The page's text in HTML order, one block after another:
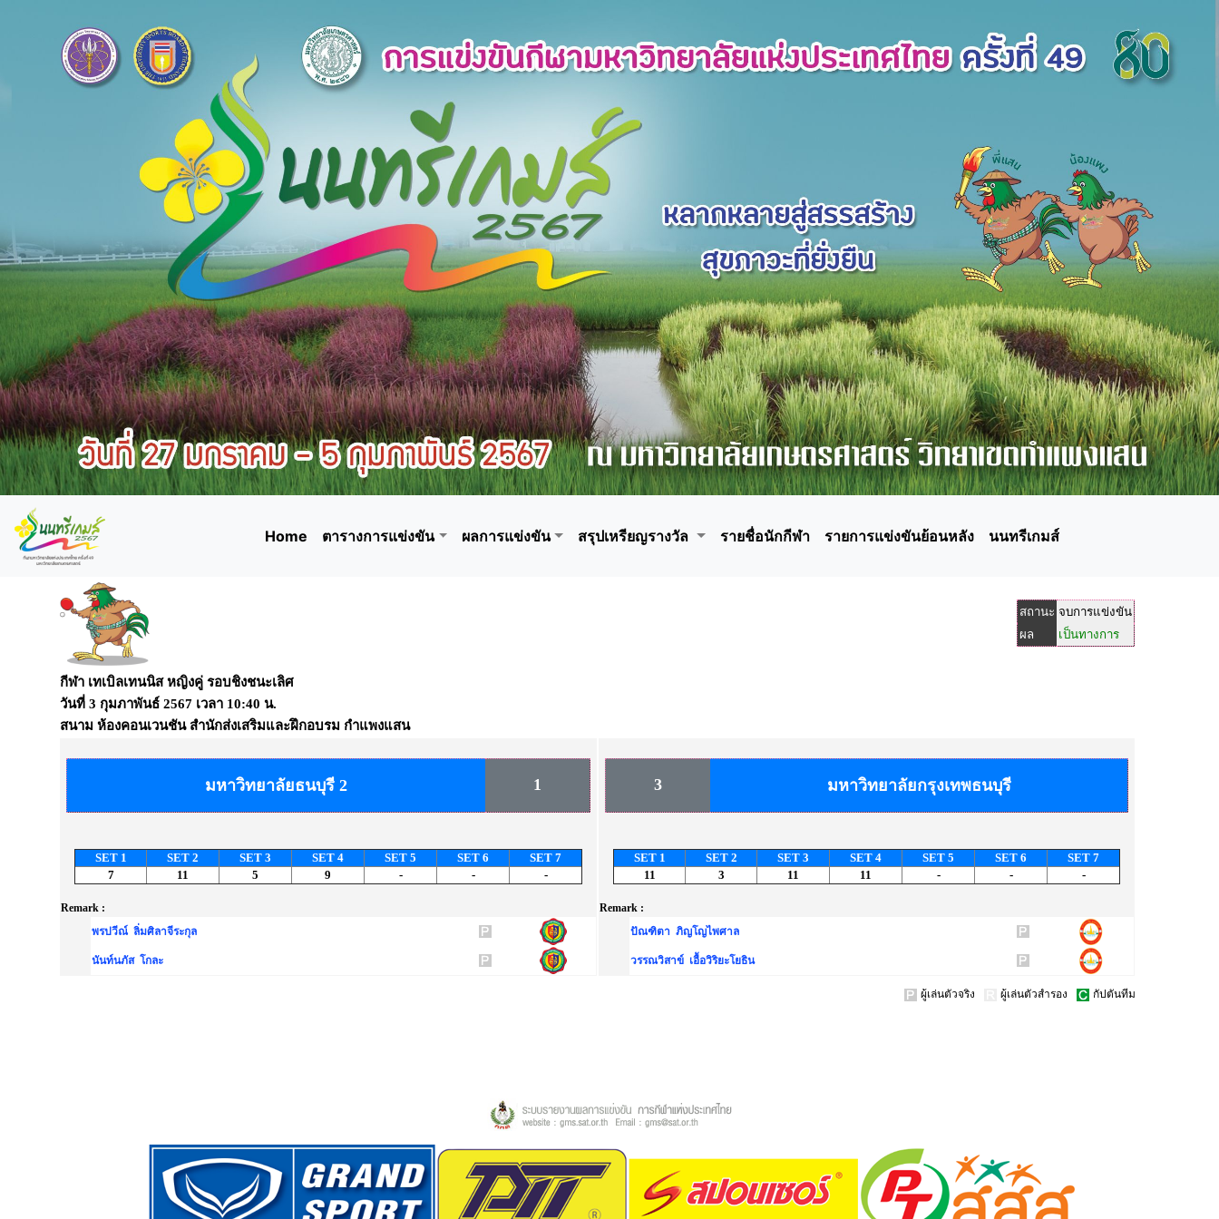
Home ตารางการแข่งขัน ผลการแข่งขัน สรุปเหรียญรางวัล รายชื่อนักกีฬา รายการแข่งขันย้อนหลัง นนทรีเกมส์
สถานะ จบการแข่งขัน
ผล
เป็นทางการ
กีฬา เทเบิลเทนนิส หญิงคู่ รอบชิงชนะเลิศ
วันที่ 3 กุมภาพันธ์ 2567 เวลา 10:40 น.
สนาม ห้องคอนเวนชัน สำนักส่งเสริมและฝึกอบรม กำแพงแสน
มหาวิทยาลัยธนบุรี 2 1
SET 1 SET 2 SET 3 SET 4 SET 5 SET 6
SET 7
7
11 5 9 - - -
Remark :
พรปวีณ์ ลิ่มศิลาจีระกุล
นันท์นภัส โกละ
3 มหาวิทยาลัยกรุงเทพธนบุรี
SET 1 SET 2 SET 3 SET 4 SET 5 SET 6
SET 7
11
3 11 11 - - -
Remark :
ปัณฑิตา ภิญโญไพศาล
วรรณวิสาข์ เอื้อวิริยะโยธิน
ผู้เล่นตัวจริง ผู้เล่นตัวสำรอง กัปตันทีม